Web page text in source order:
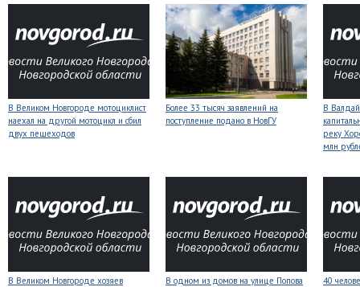
В Великом Новгороде мотоциклист
наехал на другой мотоцикл и сбил
двух пешеходов
Более 33 тысяч заявлений на
поступление подано в НовГУ
В
реку
млн
В Великом Новгороде хозяев
В одном из домов на улице Попова
40